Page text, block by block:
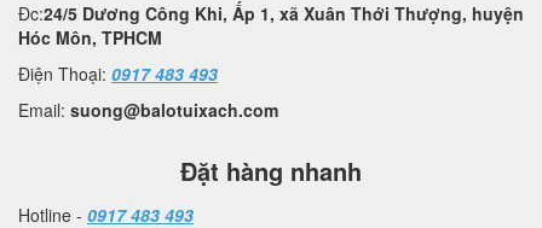
Đc:24/5 Dương Công Khi, Ấp 1, xã Xuân Thới Thượng, huyện
Hóc Môn, TPHCM
Điện Thoại: 0917 483 493
Email: suong@balotuixach.com
Đặt hàng nhanh
Hotline - 0917 483 493